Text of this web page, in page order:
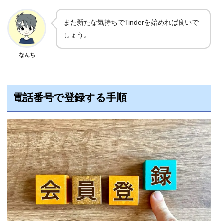
なんち
また新たな気持ちでTinderを始めれば良いで
しょう。
電話番号で登録する手順